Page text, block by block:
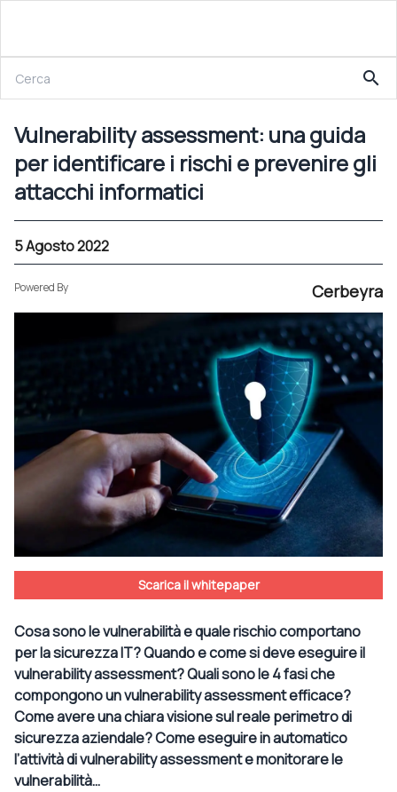
Vulnerability assessment: una guida per identificare i rischi e prevenire gli attacchi informatici
search
Vulnerability assessment: una guida
per identificare i rischi e prevenire gli
attacchi informatici
5 Agosto 2022
Powered By Cerbeyra
Scarica il whitepaper
Cosa sono le vulnerabilità e quale rischio comportano
per la sicurezza IT? Quando e come si deve eseguire il
vulnerability assessment? Quali sono le 4 fasi che
compongono un vulnerability assessment efficace?
Come avere una chiara visione sul reale perimetro di
sicurezza aziendale? Come eseguire in automatico
l’attività di vulnerability assessment e monitorare le
vulnerabilità…